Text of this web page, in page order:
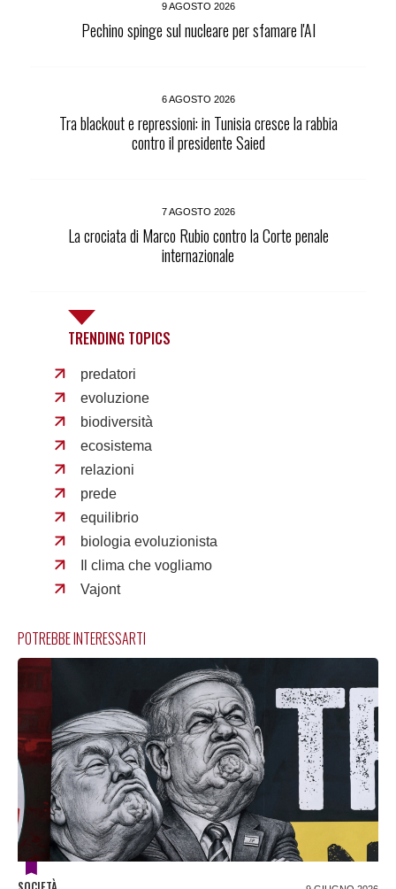
9 AGOSTO 2026
Pechino spinge sul nucleare per sfamare l'AI
6 AGOSTO 2026
Tra blackout e repressioni: in Tunisia cresce la rabbia
contro il presidente Saied
7 AGOSTO 2026
La crociata di Marco Rubio contro la Corte penale
internazionale
TRENDING TOPICS
predatori
evoluzione
biodiversità
ecosistema
relazioni
prede
equilibrio
biologia evoluzionista
Il clima che vogliamo
Vajont
POTREBBE INTERESSARTI